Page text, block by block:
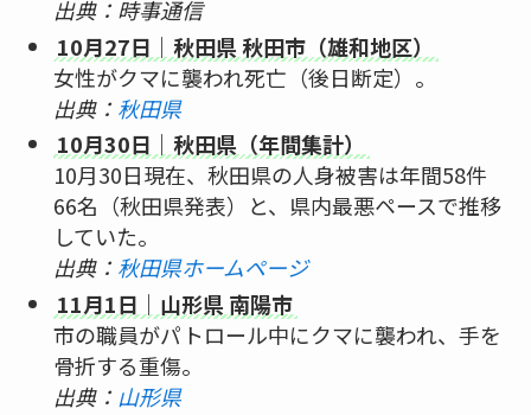
出典：時事通信
10月27日｜秋田県 秋田市（雄和地区）
女性がクマに襲われ死亡（後日断定）。
出典： 秋田県
10月30日｜秋田県（年間集計）
10月30日現在、秋田県の人身被害は年間58件
66名（秋田県発表）と、県内最悪ペースで推移
していた。
出典： 秋田県ホームページ
11月1日｜山形県 南陽市
市の職員がパトロール中にクマに襲われ、手を
骨折する重傷。
出典： 山形県